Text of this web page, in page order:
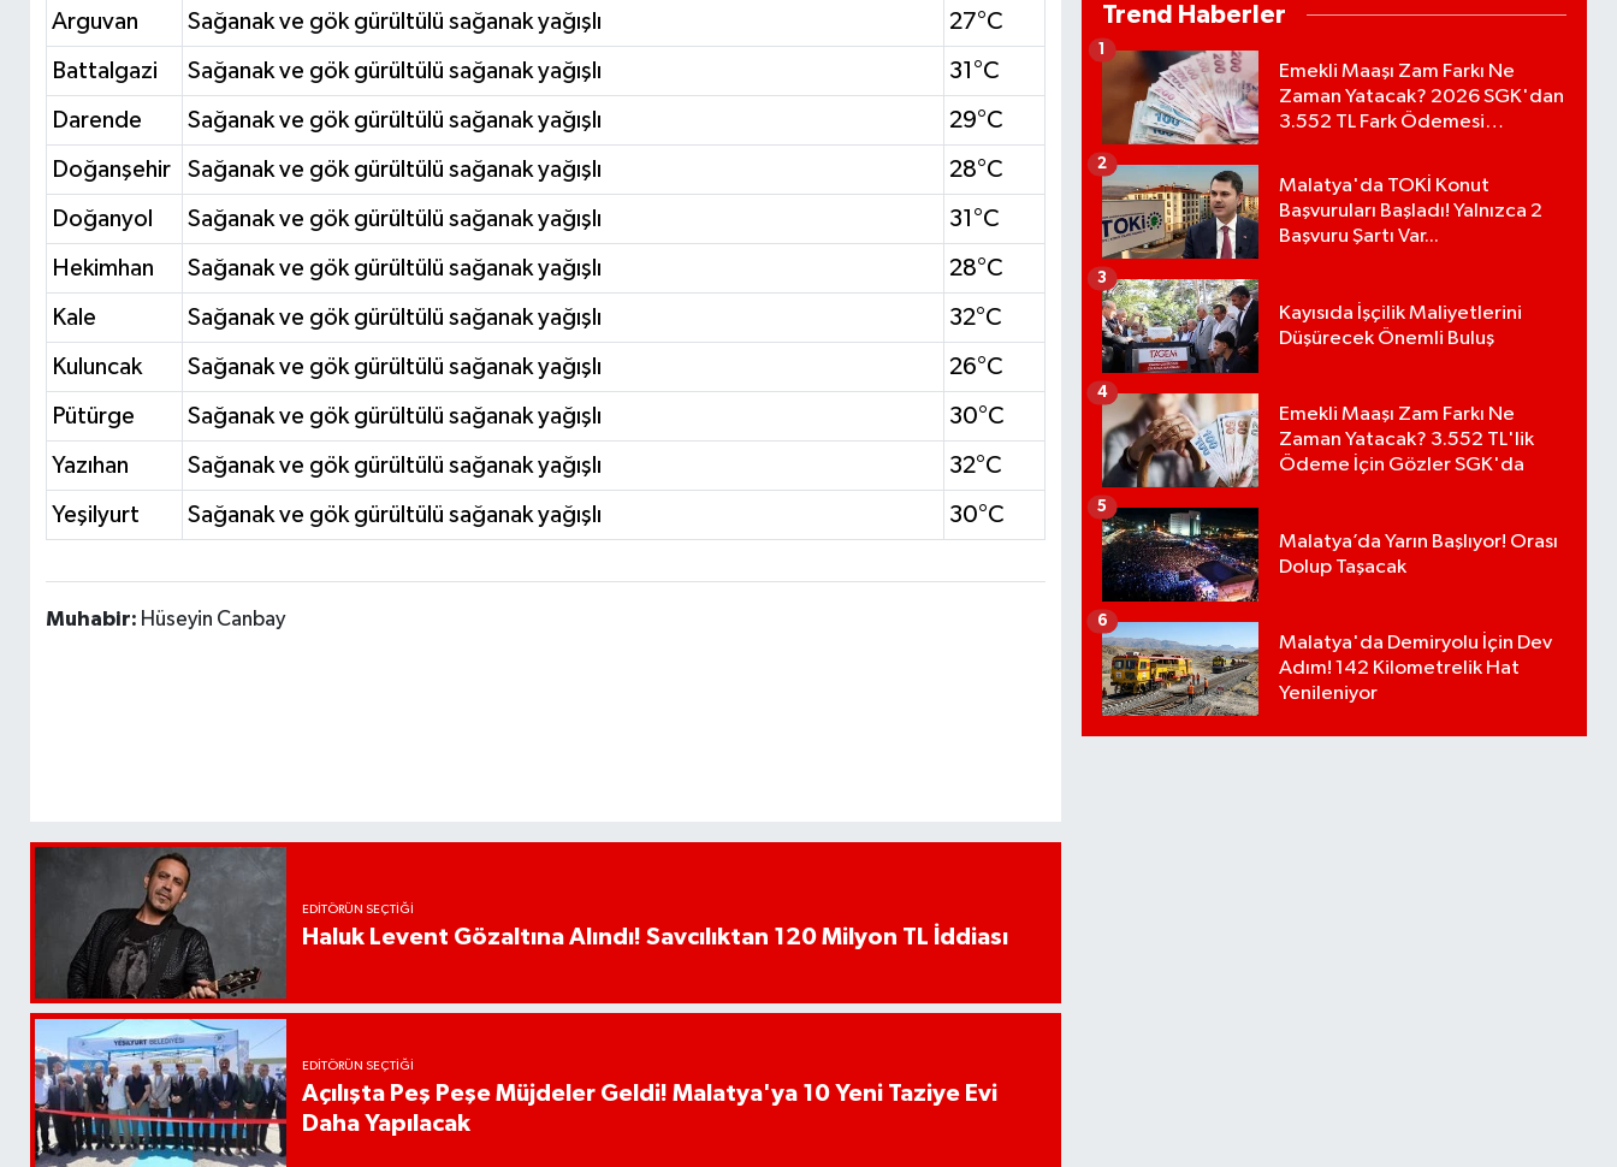
Arguvan Sağanak ve gök gürültülü sağanak yağışlı 27°C
Battalgazi Sağanak ve gök gürültülü sağanak yağışlı 31°C
Darende Sağanak ve gök gürültülü sağanak yağışlı 29°C
Doğanşehir Sağanak ve gök gürültülü sağanak yağışlı 28°C
Doğanyol Sağanak ve gök gürültülü sağanak yağışlı 31°C
Hekimhan Sağanak ve gök gürültülü sağanak yağışlı 28°C
Kale Sağanak ve gök gürültülü sağanak yağışlı 32°C
Kuluncak Sağanak ve gök gürültülü sağanak yağışlı 26°C
Pütürge Sağanak ve gök gürültülü sağanak yağışlı 30°C
Yazıhan Sağanak ve gök gürültülü sağanak yağışlı 32°C
Yeşilyurt Sağanak ve gök gürültülü sağanak yağışlı 30°C
Muhabir: Hüseyin Canbay
EDITÖRÜN SEÇTIĞI
Haluk Levent Gözaltına Alındı! Savcılıktan 120 Milyon TL İddiası
EDITÖRÜN SEÇTIĞI
Açılışta Peş Peşe Müjdeler Geldi! Malatya'ya 10 Yeni Taziye Evi
Daha Yapılacak
Trend Haberler
Emekli Maaşı Zam Farkı Ne
Zaman Yatacak? 2026 SGK'dan
3.552 TL Fark Ödemesi
1
Malatya'da TOKİ Konut
Başvuruları Başladı! Yalnızca 2
Başvuru Şartı Var...
2
Kayısıda İşçilik Maliyetlerini
Düşürecek Önemli Buluş
3
Emekli Maaşı Zam Farkı Ne
Zaman Yatacak? 3.552 TL'lik
Ödeme İçin Gözler SGK'da
4
Malatya’da Yarın Başlıyor! Orası
Dolup Taşacak
5
Malatya'da Demiryolu İçin Dev
Adım! 142 Kilometrelik Hat
Yenileniyor
6